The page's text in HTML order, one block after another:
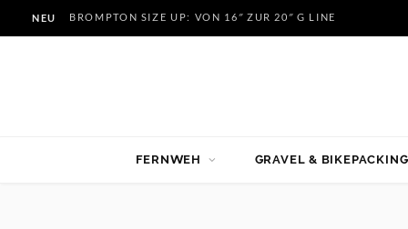
NEU BROMPTON SIZE UP: VON 16″ ZUR 20″ G LINE
FERNWEH GRAVEL & BIKEPACKING